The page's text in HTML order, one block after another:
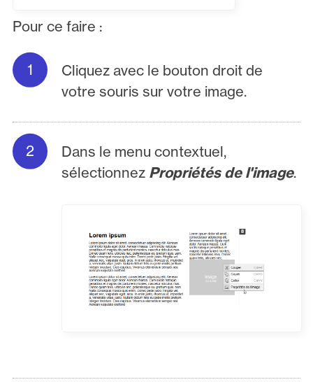
Pour ce faire :
Cliquez avec le bouton droit de
votre souris sur votre image.
Dans le menu contextuel,
sélectionnez Propriétés de l'image.